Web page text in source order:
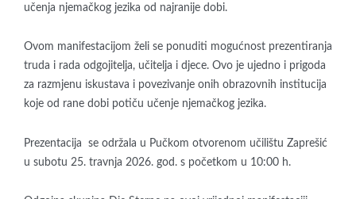
učenja njemačkog jezika od najranije dobi.
Ovom manifestacijom želi se ponuditi mogućnost prezentiranja
truda i rada odgojitelja, učitelja i djece. Ovo je ujedno i prigoda
za razmjenu iskustava i povezivanje onih obrazovnih institucija
koje od rane dobi potiču učenje njemačkog jezika.
Prezentacija se održala u Pučkom otvorenom učilištu Zaprešić
u subotu 25. travnja 2026. god. s početkom u 10:00 h.